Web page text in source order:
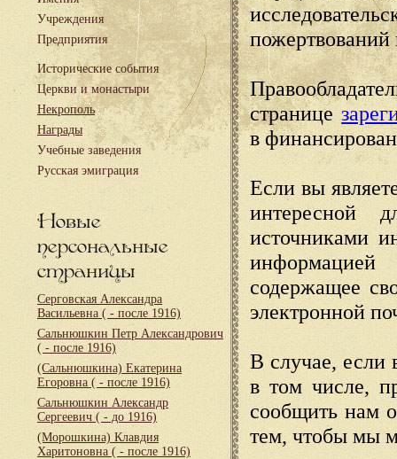
Учреждения
Предприятия
Исторические события
Церкви и монастыри
Некрополь
Награды
Учебные заведения
Русская эмиграция
Новые
персональные
страницы
Серговская Александра
Васильевна ( - после 1916)
Сальнюшкин Петр Александрович
( - после 1916)
(Сальнюшкина) Екатерина
Егоровна ( - после 1916)
Сальнюшкин Александр
Сергеевич ( - до 1916)
(Морошкина) Клавдия
Харитоновна ( - после 1916)
пожертвований
странице
в
Если вы
интересной
источниками
содержащее
электронной
В случае, если
в том числе,
сообщить нам
тем, чтобы мы